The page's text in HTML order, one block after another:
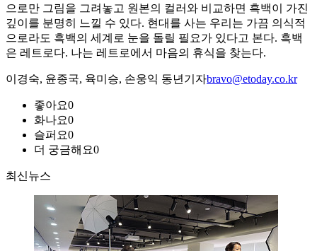
으로만 그림을 그려놓고 원본의 컬러와 비교하면 흑백이 가진
깊이를 분명히 느낄 수 있다. 현대를 사는 우리는 가끔 의식적
으로라도 흑백의 세계로 눈을 돌릴 필요가 있다고 본다. 흑백
은 레트로다. 나는 레트로에서 마음의 휴식을 찾는다.
이경숙, 윤종국, 육미승, 손웅익 동년기자bravo@etoday.co.kr
좋아요0
화나요0
슬퍼요0
더 궁금해요0
최신뉴스